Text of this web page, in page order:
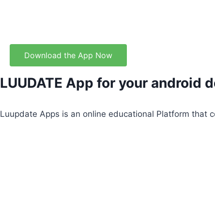
Download the App Now
LUUDATE App for your android
Luupdate Apps is an online educational Platform that